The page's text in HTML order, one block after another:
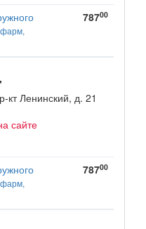
78700
кт Ленинский, д. 21
сайте
78700